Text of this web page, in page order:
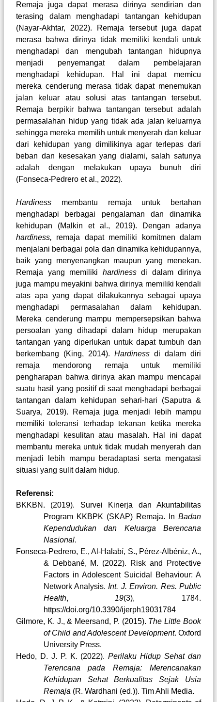
Remaja juga dapat merasa dirinya sendirian dan
terasing dalam menghadapi tantangan kehidupan
(Nayar-Akhtar, 2022). Remaja tersebut juga dapat
merasa bahwa dirinya tidak memiliki kendali untuk
menghadapi dan mengubah tantangan hidupnya
menjadi penyemangat dalam pembelajaran
menghadapi kehidupan. Hal ini dapat memicu
mereka cenderung merasa tidak dapat menemukan
jalan keluar atau solusi atas tantangan tersebut.
Remaja berpikir bahwa tantangan tersebut adalah
permasalahan hidup yang tidak ada jalan keluarnya
sehingga mereka memilih untuk menyerah dan keluar
dari kehidupan yang dimilikinya agar terlepas dari
beban dan kesesakan yang dialami, salah satunya
adalah dengan melakukan upaya bunuh diri
(Fonseca-Pedrero et al., 2022).
Hardiness membantu remaja untuk bertahan
menghadapi berbagai pengalaman dan dinamika
kehidupan (Malkin et al., 2019). Dengan adanya
hardiness, remaja dapat memiliki komitmen dalam
menjalani berbagai pola dan dinamika kehidupannya,
baik yang menyenangkan maupun yang menekan.
Remaja yang memiliki hardiness di dalam dirinya
juga mampu meyakini bahwa dirinya memiliki kendali
atas apa yang dapat dilakukannya sebagai upaya
menghadapi permasalahan dalam kehidupan.
Mereka cenderung mampu mempersepsikan bahwa
persoalan yang dihadapi dalam hidup merupakan
tantangan yang diperlukan untuk dapat tumbuh dan
berkembang (King, 2014). Hardiness di dalam diri
remaja mendorong remaja untuk memiliki
pengharapan bahwa dirinya akan mampu mencapai
suatu hasil yang positif di saat menghadapi berbagai
tantangan dalam kehidupan sehari-hari (Saputra &
Suarya, 2019). Remaja juga menjadi lebih mampu
memiliki toleransi terhadap tekanan ketika mereka
menghadapi kesulitan atau masalah. Hal ini dapat
membantu mereka untuk tidak mudah menyerah dan
menjadi lebih mampu beradaptasi serta mengatasi
situasi yang sulit dalam hidup.
Referensi:
BKKBN. (2019). Survei Kinerja dan Akuntabilitas
Program KKBPK (SKAP) Remaja. In Badan
Kependudukan dan Keluarga Berencana
Nasional.
Fonseca-Pedrero, E., Al-Halabí, S., Pérez-Albéniz, A.,
& Debbané, M. (2022). Risk and Protective
Factors in Adolescent Suicidal Behaviour: A
Network Analysis.Int. J. Environ. Res. Public
Health,19(3), 1784.
https://doi.org/10.3390/ijerph19031784
Gilmore, K. J., & Meersand, P. (2015). The Little Book
of Child and Adolescent Development. Oxford
University Press.
Hedo, D. J. P. K. (2022).Perilaku Hidup Sehat dan
Terencana pada Remaja: Merencanakan
Kehidupan Sehat Berkualitas Sejak Usia
Remaja(R. Wardhani (ed.)). Tim Ahli Media.